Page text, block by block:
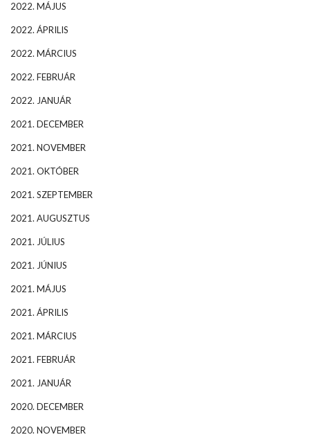
2022. MÁJUS
2022. ÁPRILIS
2022. MÁRCIUS
2022. FEBRUÁR
2022. JANUÁR
2021. DECEMBER
2021. NOVEMBER
2021. OKTÓBER
2021. SZEPTEMBER
2021. AUGUSZTUS
2021. JÚLIUS
2021. JÚNIUS
2021. MÁJUS
2021. ÁPRILIS
2021. MÁRCIUS
2021. FEBRUÁR
2021. JANUÁR
2020. DECEMBER
2020. NOVEMBER